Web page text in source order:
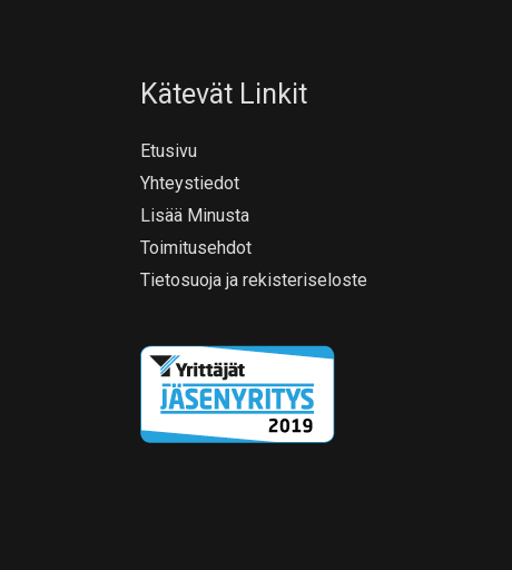
Kätevät Linkit
Etusivu
Yhteystiedot
Lisää Minusta
Toimitusehdot
Tietosuoja ja rekisteriseloste